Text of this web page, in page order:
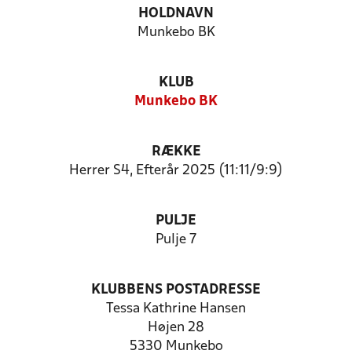
HOLDNAVN
Munkebo BK
KLUB
Munkebo BK
RÆKKE
Herrer S4, Efterår 2025 (11:11/9:9)
PULJE
Pulje 7
KLUBBENS POSTADRESSE
Tessa Kathrine Hansen
Højen 28
5330 Munkebo